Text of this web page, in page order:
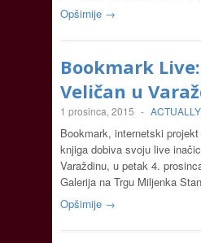
Opširnije →
Bookmark
Veličan u
1 prosinca, 2015 - ACTUALLY,
Bookmark, internetski
knjiga dobiva svoju live
Varaždinu, u petak 4.
Galerija na Trgu Miljenka
Opširnije →